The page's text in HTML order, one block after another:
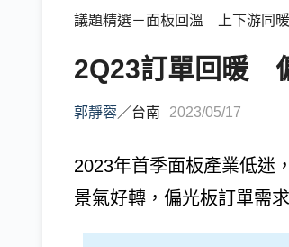
議題精選－面板回溫 上下游同暖
2Q23訂單回暖
郭靜蓉／台南 2023/05/17
2023年首季面板產業低迷
景氣好轉，偏光板訂單需